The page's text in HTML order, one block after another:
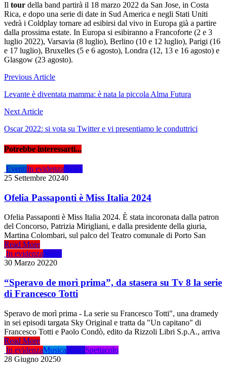
Il tour della band partirà il 18 marzo 2022 da San Jose, in Costa
Rica, e dopo una serie di date in Sud America e negli Stati Uniti
vedrà i Coldplay tornare ad esibirsi dal vivo in Europa già a partire
dalla prossima estate. In Europa si esibiranno a Francoforte (2 e 3
luglio 2022), Varsavia (8 luglio), Berlino (10 e 12 luglio), Parigi (16
e 17 luglio), Bruxelles (5 e 6 agosto), Londra (12, 13 e 16 agosto) e
Glasgow (23 agosto).
Navigazione
articoli
Previous Article
Levante è diventata mamma: è nata la piccola Alma Futura
Next Article
Oscar 2022: si vota su Twitter e vi presentiamo le conduttrici
Potrebbe interessarti...
EventiIn evidenzaNews
25 Settembre 20240
Ofelia Passaponti è Miss Italia 2024
Ofelia Passaponti è Miss Italia 2024. È stata incoronata dalla patron
del Concorso, Patrizia Mirigliani, e dalla presidente della giuria,
Martina Colombari, sul palco del Teatro comunale di Porto San
Read More
In evidenzaNews
30 Marzo 20220
“Speravo de morì prima”, da stasera su Tv 8 la serie
di Francesco Totti
Speravo de morì prima - La serie su Francesco Totti", una dramedy
in sei episodi targata Sky Original e tratta da "Un capitano" di
Francesco Totti e Paolo Condò, edito da Rizzoli Libri S.p.A., arriva
Read More
In evidenzaMusicaNewsSpettacolo
28 Giugno 20250